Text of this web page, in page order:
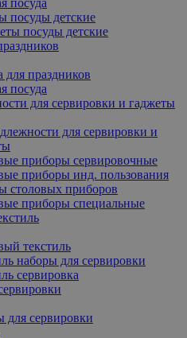
посуды детские
посуды детские
для праздников
посуда
для сервировки и гаджеты
для сервировки и
приборы сервировочные
приборы инд. пользования
столовых приборов
приборы специальные
текстиль
наборы для сервировки
сервировка
для сервировки